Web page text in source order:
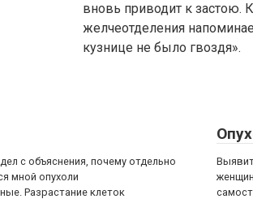
вновь приводит к застою.
желчеотделения
кузнице не было гвоздя».
с объяснения, почему отдельно
мной опухоли
Разрастание клеток